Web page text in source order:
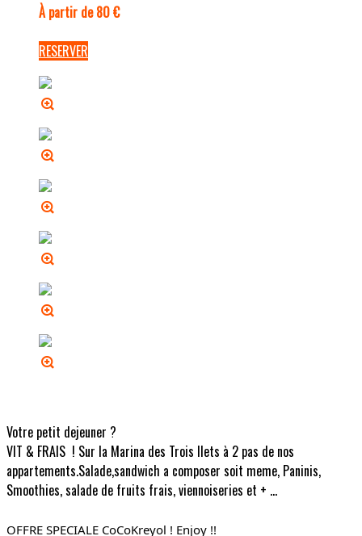
À partir de 80 €
RESERVER
Votre petit dejeuner ?
VIT & FRAIS ! Sur la Marina des Trois Ilets à 2 pas de nos
appartements.Salade,sandwich a composer soit meme, Paninis,
Smoothies, salade de fruits frais, viennoiseries et + ...
OFFRE SPECIALE CoCoKreyol ! Enjoy !!